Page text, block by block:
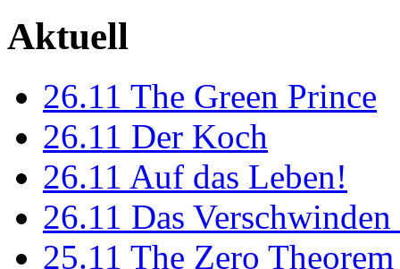
Aktuell
26.11 The Green Prince
26.11 Der Koch
26.11 Auf das Leben!
26.11 Das
25.11 The Zero Theorem